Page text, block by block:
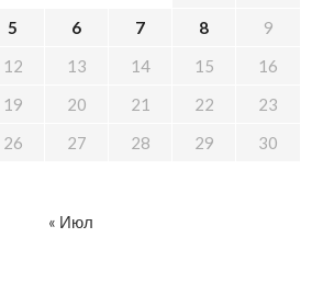
5 6 7 8
9
12 13 14 15
16
19 20 21 22
23
26 27 28 29
30
« Июл